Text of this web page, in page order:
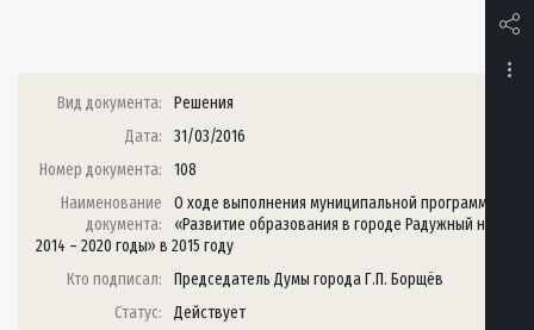
Вид документа:
Решения
Дата:
31/03/2016
Номер документа:
108
Наименование
документа:
О ходе выполнения муниципальной программы
«Развитие образования в городе Радужный на
2014 – 2020 годы» в 2015 году
Кто подписал:
Председатель Думы города Г.П. Борщёв
Статус:
Действует